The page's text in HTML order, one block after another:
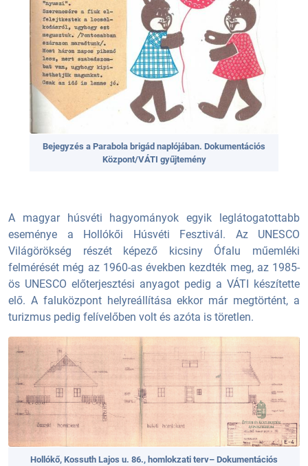
Bejegyzés a Parabola brigád naplójában. Dokumentációs
Központ/VÁTI gyűjtemény
A magyar húsvéti hagyományok egyik leglátogatottabb
eseménye a Hollókői Húsvéti Fesztivál. Az UNESCO
Világörökség részét képező kicsiny Ófalu műemléki
felmérését még az 1960-as években kezdték meg, az 1985-
ös UNESCO előterjesztési anyagot pedig a VÁTI készítette
elő. A faluközpont helyreállítása ekkor már megtörtént, a
turizmus pedig felívelőben volt és azóta is töretlen.
Hollókő, Kossuth Lajos u. 86., homlokzati terv– Dokumentációs